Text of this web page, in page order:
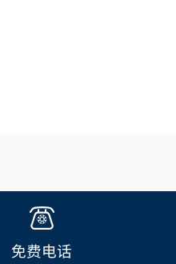
免费电话